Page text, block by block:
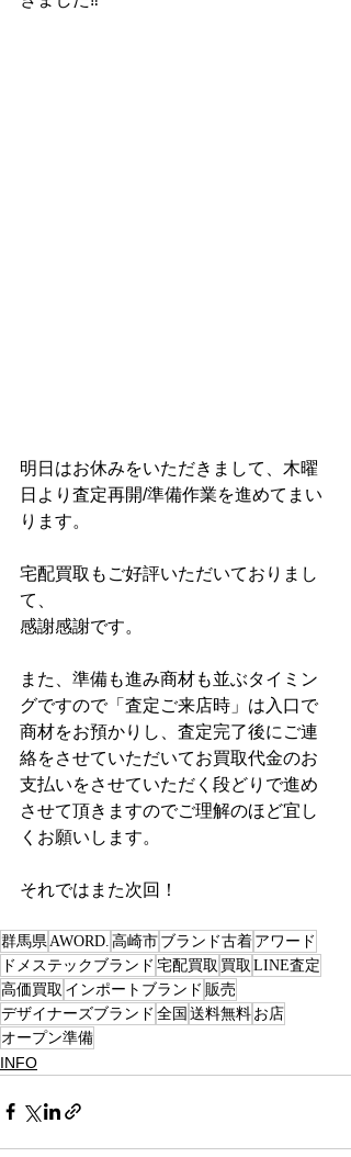
明日はお休みをいただきまして、木曜
日より査定再開/準備作業を進めてまい
ります。
宅配買取もご好評いただいておりまし
て、
感謝感謝です。
また、準備も進み商材も並ぶタイミン
グですので「査定ご来店時」は入口で
商材をお預かりし、査定完了後にご連
絡をさせていただいてお買取代金のお
支払いをさせていただく段どりで進め
させて頂きますのでご理解のほど宜し
くお願いします。
それではまた次回！
群馬県 AWORD. 高崎市 ブランド古着 アワード
ドメステックブランド 宅配買取 買取 LINE査定
高価買取 インポートブランド 販売
デザイナーズブランド 全国 送料無料 お店
オープン準備
INFO